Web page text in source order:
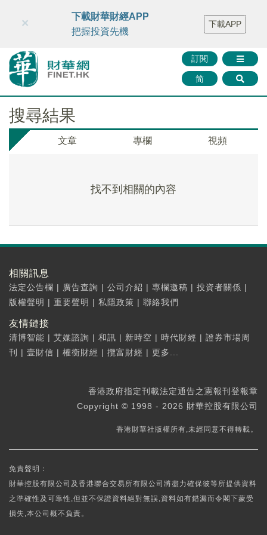
財華智庫網 FINTV FINMETA 財華證券 媒體矩陣
智庫沙龍
聯絡我們
訂閱
简
×
下載財華財經APP
把握投資先機
下載APP
搜尋結果
文章 專欄 視頻
找不到相關的內容
相關訊息
法定公告欄 | 廣告查詢 | 公司介紹 | 專欄邀稿 | 投資者關係 |
版權聲明 | 重要聲明 | 私隱政策 | 聯絡我們
友情鏈接
清博智能 | 艾媒諮詢 | 和訊 | 新時空 | 時代財經 | 證券市場周
刊
| 壹財信 | 權衡財經 | 攬富財經 | 更多...
香港政府指定刊載法定通告之憲報刊登報章
Copyright © 1998 - 2026 財華控股有限公司
香港財華社版權所有,未經同意不得轉載。
免責聲明：
財華控股有限公司及香港聯合交易所有限公司將盡力確保彼等所提供資料
之準確性及可靠性,但並不保證資料絕對無誤,資料如有錯漏而令閣下蒙受
損失,本公司概不負責。